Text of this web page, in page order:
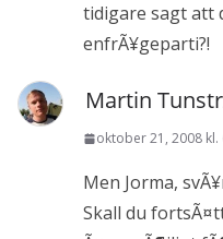
tidigare sagt att
enfrÃ¥geparti?!
Martin
oktober 21, 2008 kl.
Men Jorma,
Skall du